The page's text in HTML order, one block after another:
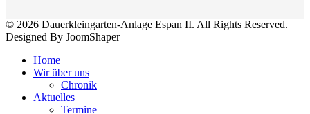
© 2026 Dauerkleingarten-Anlage Espan II. All Rights Reserved.
Designed By JoomShaper
Home
Wir über uns
Chronik
Aktuelles
Termine